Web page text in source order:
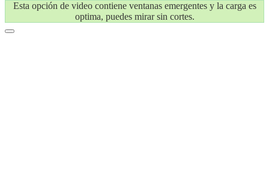
Esta opción de video contiene ventanas emergentes y la carga es
optima, puedes mirar sin cortes.